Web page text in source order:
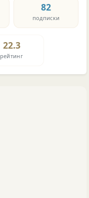
82
подписки
22.3
рейтинг